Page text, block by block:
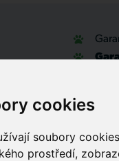
cookies
soubory
prostředí,
IT